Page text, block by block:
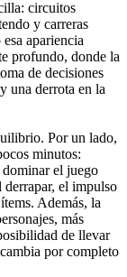
circuitos
y carreras
apariencia
profundo, donde la
de decisiones
una derrota en la
Por un lado,
minutos:
dominar el juego
el impulso
Además, la
más
de llevar
por completo